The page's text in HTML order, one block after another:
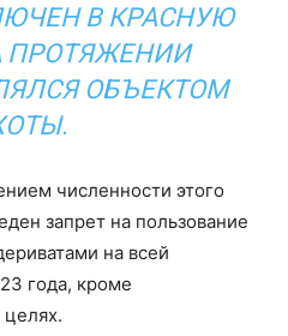
В КРАСНУЮ
ПРОТЯЖЕНИИ
ОБЪЕКТОМ
численности этого
запрет на пользование
на всей
года, кроме
целях.